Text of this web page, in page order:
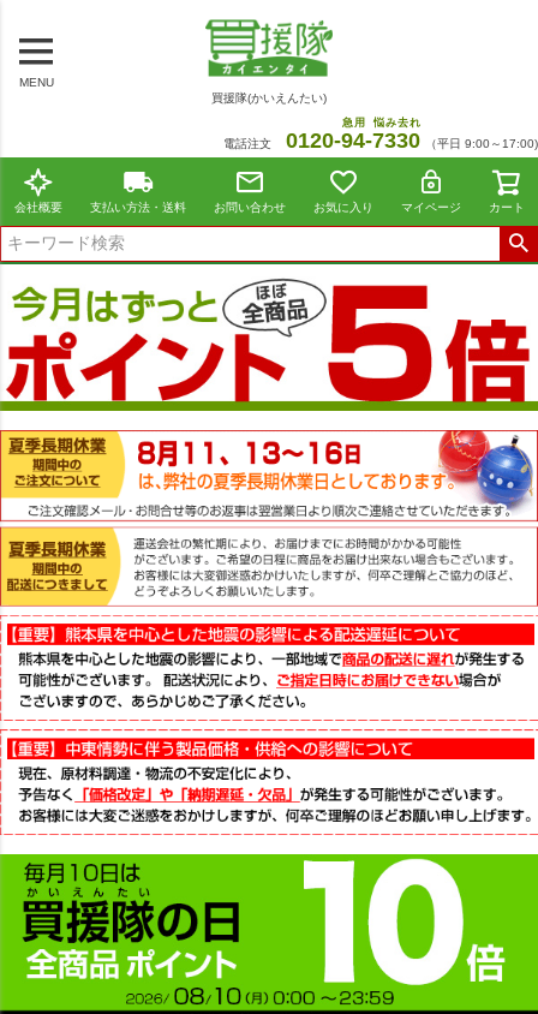
MENU
買援隊(かいえんたい)
電話注文 0120-94
急用
-7330
悩み去れ
（平日 9:00～17:00)
会社概要 支払い方法・送料 お問い合わせ お気に入り マイページ カート